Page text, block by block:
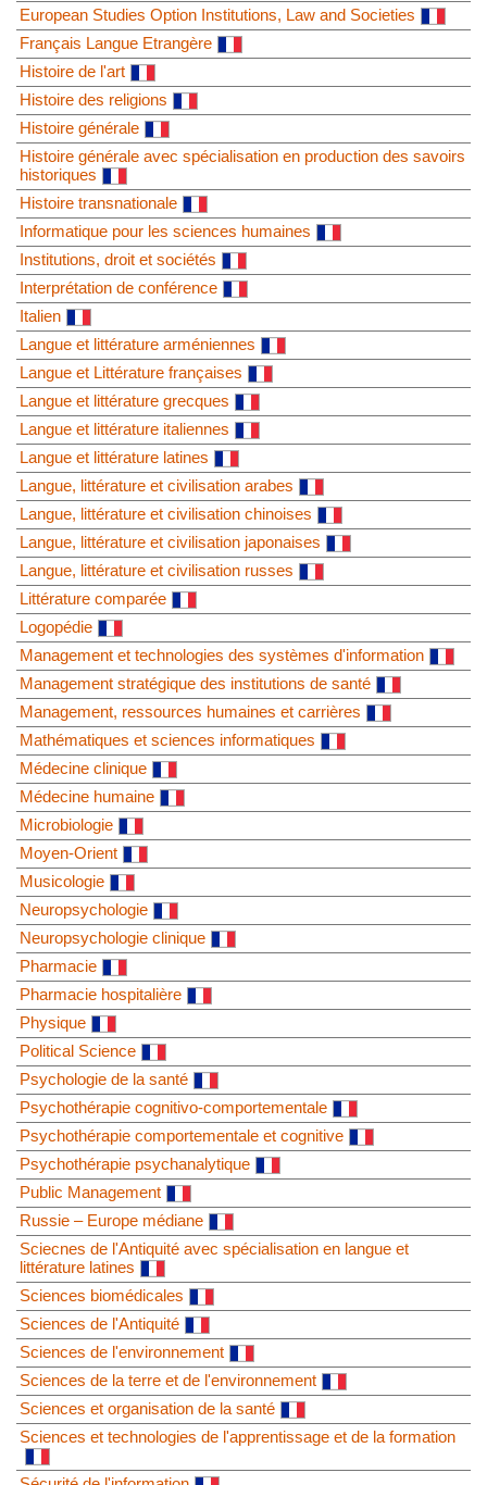
European Studies Option Institutions, Law and Societies
Français Langue Etrangère
Histoire de l'art
Histoire des religions
Histoire générale
Histoire générale avec spécialisation en production des savoirs
historiques
Histoire transnationale
Informatique pour les sciences humaines
Institutions, droit et sociétés
Interprétation de conférence
Italien
Langue et littérature arméniennes
Langue et Littérature françaises
Langue et littérature grecques
Langue et littérature italiennes
Langue et littérature latines
Langue, littérature et civilisation arabes
Langue, littérature et civilisation chinoises
Langue, littérature et civilisation japonaises
Langue, littérature et civilisation russes
Littérature comparée
Logopédie
Management et technologies des systèmes d'information
Management stratégique des institutions de santé
Management, ressources humaines et carrières
Mathématiques et sciences informatiques
Médecine clinique
Médecine humaine
Microbiologie
Moyen-Orient
Musicologie
Neuropsychologie
Neuropsychologie clinique
Pharmacie
Pharmacie hospitalière
Physique
Political Science
Psychologie de la santé
Psychothérapie cognitivo-comportementale
Psychothérapie comportementale et cognitive
Psychothérapie psychanalytique
Public Management
Russie – Europe médiane
Sciecnes de l'Antiquité avec spécialisation en langue et
littérature latines
Sciences biomédicales
Sciences de l'Antiquité
Sciences de l'environnement
Sciences de la terre et de l'environnement
Sciences et organisation de la santé
Sciences et technologies de l'apprentissage et de la formation